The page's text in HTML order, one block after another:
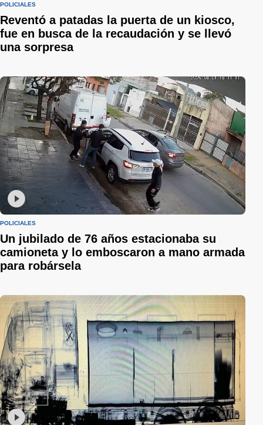
POLICIALES
Reventó a patadas la puerta de un kiosco,
fue en busca de la recaudación y se llevó
una sorpresa
POLICIALES
Un jubilado de 76 años estacionaba su
camioneta y lo emboscaron a mano armada
para robársela